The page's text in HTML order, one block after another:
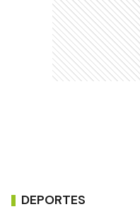
DEPORTES